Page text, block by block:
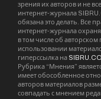
зрения их авторов и не
интернет-журнала
обязана это делать. Все
интернет-журнала
в том числе об
использовании
гиперссылка на
Рубрика “Мнения”
имеет обособленное
авторов материалов
совпадать с мнением